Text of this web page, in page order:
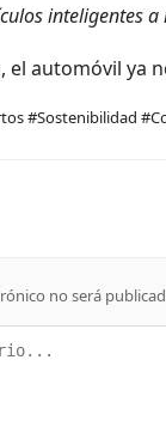
inteligentes
el automóvil ya
#Sostenibilidad
no será